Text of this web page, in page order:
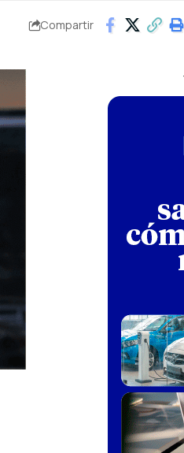
Compartir